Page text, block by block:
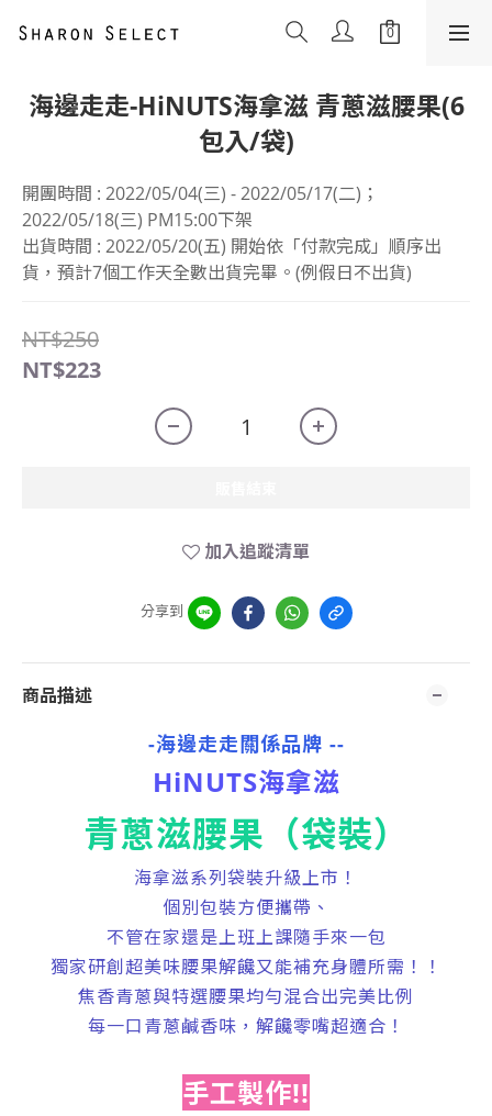
海邊走走-HiNUTS海拿滋 青蔥滋腰果(6
包入/袋)
開團時間 : 2022/05/04(三) - 2022/05/17(二)；
2022/05/18(三) PM15:00下架
出貨時間 : 2022/05/20(五) 開始依「付款完成」順序出
貨，預計7個工作天全數出貨完畢。(例假日不出貨)
NT$250
NT$223
加入追蹤清單
分享到
商品描述
-海邊走走關係品牌 --
HiNUTS海拿滋
青蔥滋腰果（袋裝）
海拿滋系列袋裝升級上市！
個別包裝方便攜帶、
不管在家還是上班上課隨手來一包
獨家研創超美味腰果解饞又能補充身體所需！！
焦香青蔥與特選腰果均勻混合出完美比例
每一口青蔥鹹香味，解饞零嘴超適合！
手工製作!!